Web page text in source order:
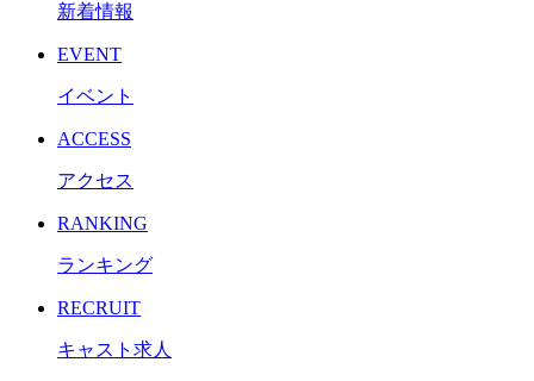
新着情報
EVENT
イベント
ACCESS
アクセス
RANKING
ランキング
RECRUIT
キャスト求人